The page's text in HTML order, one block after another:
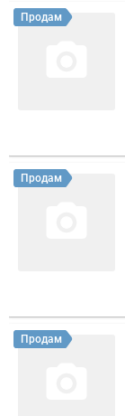
Продам
Продам
Продам